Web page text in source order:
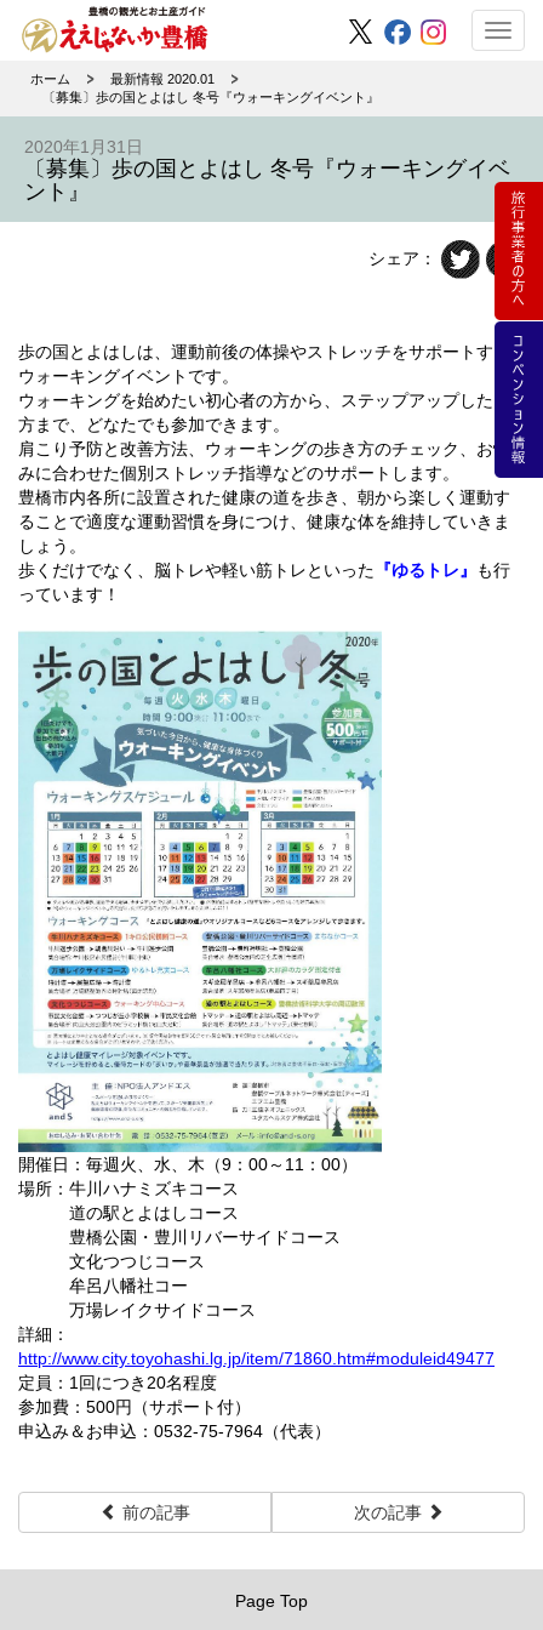
ホーム
最新情報 2020.01
〔募集〕歩の国とよはし 冬号『ウォーキングイベント』
2020年1月31日
〔募集〕歩の国とよはし 冬号『ウォーキングイベ
ント』
シェア：
歩の国とよはしは、運動前後の体操やストレッチをサポートする
ウォーキングイベントです。
ウォーキングを始めたい初心者の方から、ステップアップしたい
方まで、どなたでも参加できます。
肩こり予防と改善方法、ウォーキングの歩き方のチェック、お悩
みに合わせた個別ストレッチ指導などのサポートします。
豊橋市内各所に設置された健康の道を歩き、朝から楽しく運動す
ることで適度な運動習慣を身につけ、健康な体を維持していきま
しょう。
歩くだけでなく、脳トレや軽い筋トレといった 『ゆるトレ』
も行
っています！
開催日：毎週火、水、木（9：00～11：00）
場所：牛川ハナミズキコース
道の駅とよはしコース
豊橋公園・豊川リバーサイドコース
文化つつじコース
牟呂八幡社コー
万場レイクサイドコース
詳細：
http://www.city.toyohashi.lg.jp/item/71860.htm#moduleid49477
定員：1回につき20名程度
参加費：500円（サポート付）
申込み＆お申込：0532-75-7964（代表）
前の記事 次の記事
Page Top